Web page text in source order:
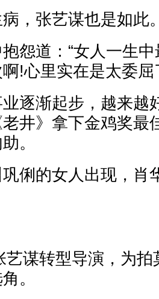
张艺谋也是如此
道：“女人一生中
!心里实在是太委屈
渐起步，越来越
老井》拿下金鸡奖
。
的女人出现，肖
谋转型导演，为拍
。